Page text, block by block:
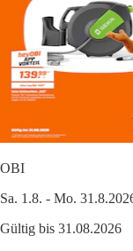
OBI
Sa. 1.8. - Mo.
Gültig bis 31.08.2026